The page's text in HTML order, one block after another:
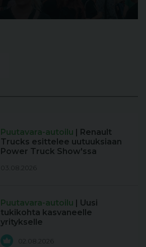
Puutavara-autoilu | Renault
Trucks esittelee uutuuksiaan
Power Truck Show'ssa
03.08.2026
Puutavara-autoilu | Uusi
tukikohta kasvaneelle
yritykselle
02.08.2026